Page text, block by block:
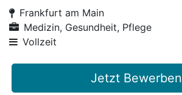
Frankfurt am Main
Medizin, Gesundheit, Pflege
Vollzeit
Jetzt Bewerben